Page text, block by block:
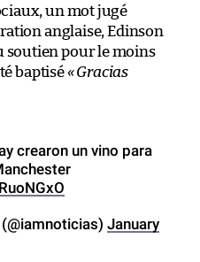
un mot jugé
anglaise, Edinson
soutien pour le moins
baptisé« Gracias
crearon un vino para
January